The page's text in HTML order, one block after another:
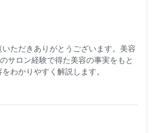
ただきありがとうございます。美容
サロン経験で得た美容の事実をもと
わかりやすく解説します。